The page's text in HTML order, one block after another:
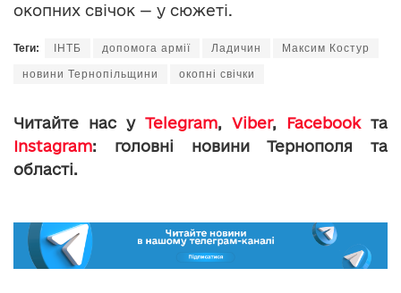
окопних свічок — у сюжеті.
Теги: ІНТБ допомога армії Ладичин Максим Костур
новини Тернопільщини окопні свічки
Читайте нас у Telegram, Viber, Facebookта
Instagram: головні новини Тернополя та
області.